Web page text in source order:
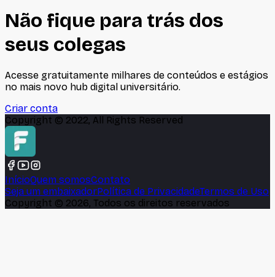
Não fique para trás dos
seus colegas
Acesse gratuitamente milhares de conteúdos e estágios
no mais novo hub digital universitário.
Criar conta
Copyright © 2022, All Rights Reserved
InícioQuem somosContato
Seja um embaixadorPolítica de PrivacidadeTermos de Uso
Copyright © 2026, Todos os direitos reservados